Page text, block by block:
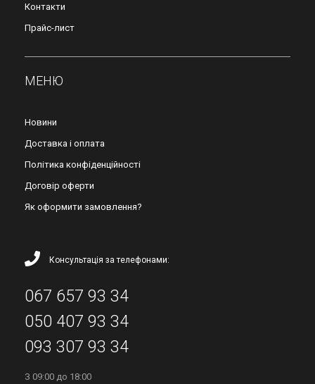
Контакти
Прайс-лист
МЕНЮ
Новини
Доставка і оплата
Політика конфіденційності
Договір оферти
Як оформити замовлення?
Консультація за телефонами:
067 657 93 34
050 407 93 34
093 307 93 34
З 09:00 до 18:00